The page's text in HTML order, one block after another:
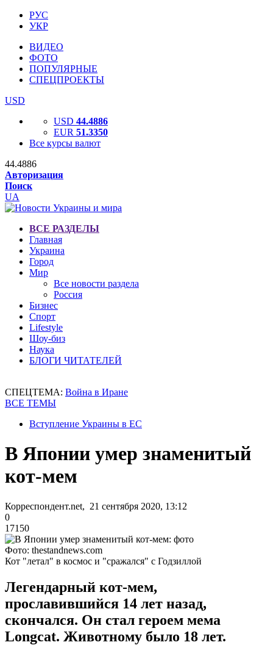
РУС
УКР
ВИДЕО
ФОТО
ПОПУЛЯРНЫЕ
СПЕЦПРОЕКТЫ
USD
USD 44.4886
EUR 51.3350
Все курсы валют
44.4886
Авторизация
Поиск
UA
ВСЕ РАЗДЕЛЫ
Главная
Украина
Город
Мир
Все новости раздела
Россия
Бизнес
Спорт
Lifestyle
Шоу-биз
Наука
БЛОГИ ЧИТАТЕЛЕЙ
СПЕЦТЕМА: Война в Иране
ВСЕ ТЕМЫ
Вступление Украины в ЕС
В Японии умер знаменитый
кот-мем
Корреспондент.net, 21 сентября 2020, 13:12
0
17150
Фото: thestandnews.com
Кот "летал" в космос и "сражался" с Годзиллой
Легендарный кот-мем,
прославившийся 14 лет назад,
скончался. Он стал героем мема
Longcat. Животному было 18 лет.